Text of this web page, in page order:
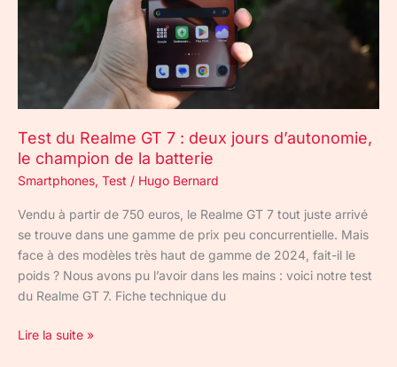
Test du Realme GT 7 : deux jours d’autonomie,
le champion de la batterie
Smartphones, Test / Hugo Bernard
Vendu à partir de 750 euros, le Realme GT 7 tout juste arrivé
se trouve dans une gamme de prix peu concurrentielle. Mais
face à des modèles très haut de gamme de 2024, fait-il le
poids ? Nous avons pu l’avoir dans les mains : voici notre test
du Realme GT 7. Fiche technique du
champion
batterie
Lire la suite »